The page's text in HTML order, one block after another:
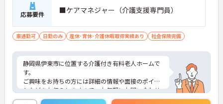
応募要件 ■ケアマネジャー（介護支援専門員）
車通勤可 日勤のみ 産休･育休･介護休暇取得実績あり 社会保険完備
静岡県伊東市に位置する介護付き有料老人ホームで
す。
ご興味をお持ちの方には詳細の情報や面接のポイン
トなどをお伝えしますので、お気軽にお問い合わせ
ください。